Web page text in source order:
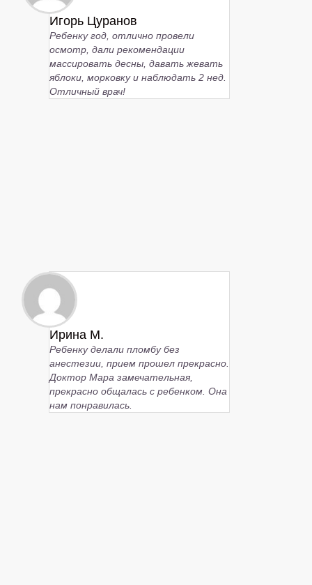
Игорь Цуранов
Ребенку год, отлично провели
осмотр, дали рекомендации
массировать десны, давать жевать
яблоки, морковку и наблюдать 2 нед.
Отличный врач!
Ирина М.
Ребенку делали пломбу без
анестезии, прием прошел прекрасно.
Доктор Мара замечательная,
прекрасно общалась с ребенком. Она
нам понравилась.